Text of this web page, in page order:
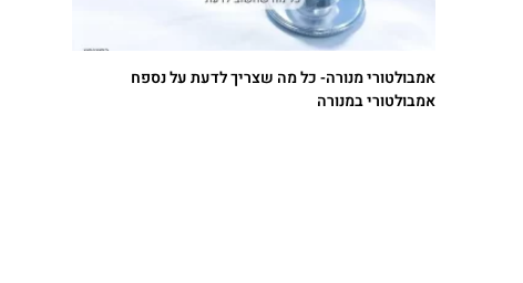
אמבולטורי מנורה- כל מה שצריך לדעת על נספח
אמבולטורי במנורה